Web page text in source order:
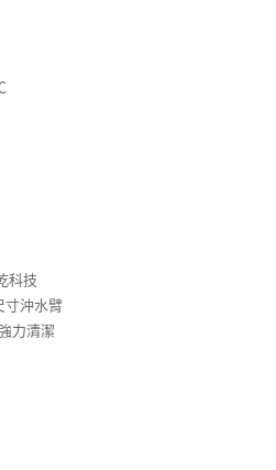
科技
寸沖水臂
力清潔